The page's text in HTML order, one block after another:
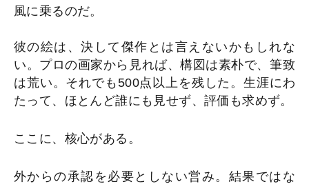
風に乗るのだ。
彼の絵は、決して傑作とは言えないかもしれな
い。プロの画家から見れば、構図は素朴で、筆致
は荒い。それでも500点以上を残した。生涯にわ
たって、ほとんど誰にも見せず、評価も求めず。
ここに、核心がある。
外からの承認を必要としない営み。結果ではな